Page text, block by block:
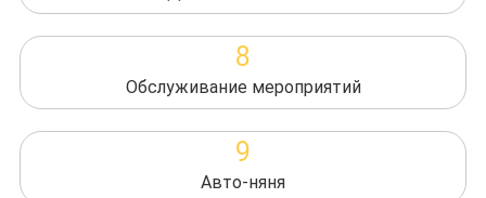
8
Обслуживание мероприятий
9
Авто-няня